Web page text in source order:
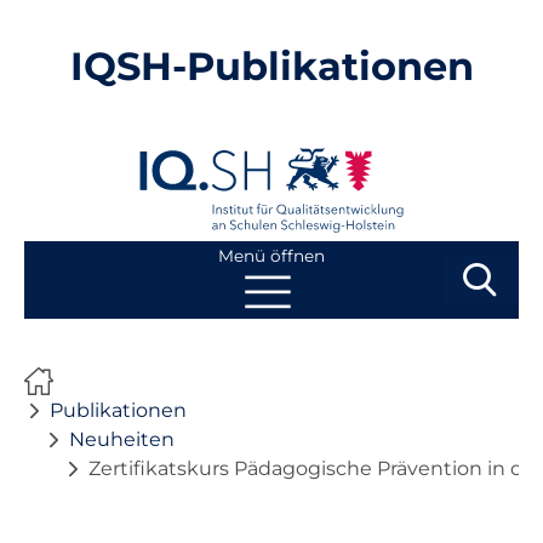
IQSH-Publikationen
Menü öffnen
Publikationen
Publikationen
Neuheiten
Zertifikatskurs Pädagogische Prävention in